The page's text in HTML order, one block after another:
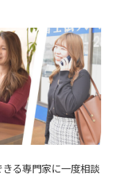
る専門家に一度相談